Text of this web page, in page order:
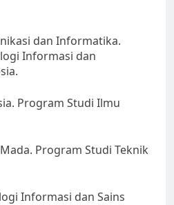
dan Informatika.
Informasi dan
Program Studi Ilmu
Program Studi Teknik
Informasi dan Sains